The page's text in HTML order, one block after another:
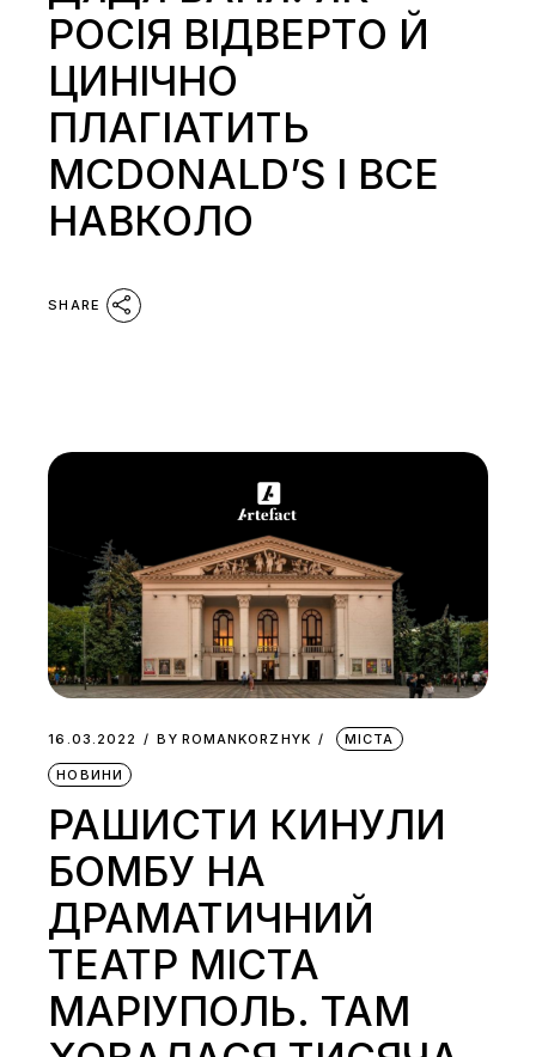
РОСІЯ ВІДВЕРТО Й
ЦИНІЧНО
ПЛАГІАТИТЬ
MCDONALD’S І ВСЕ
НАВКОЛО
SHARE
16.03.2022 BY ROMANKORZHYK МІСТА
НОВИНИ
РАШИСТИ КИНУЛИ
БОМБУ НА
ДРАМАТИЧНИЙ
ТЕАТР МІСТА
МАРІУПОЛЬ. ТАМ